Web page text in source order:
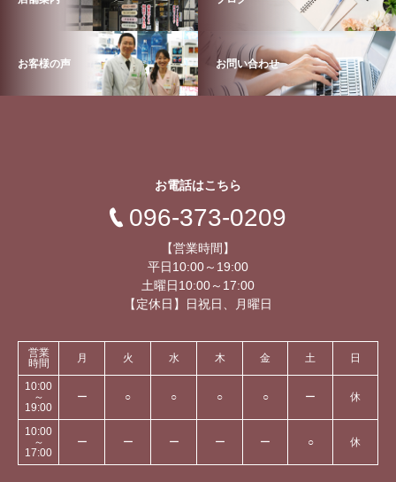
お客様の声 お問い合わせ
お電話はこちら
096-373-0209
【営業時間】
平日10:00～19:00
土曜日10:00～17:00
【定休日】日祝日、月曜日
営業
時間
月 火 水 木 金 土 日
10:00
～
19:00
ー ○ ○ ○ ○ ー 休
10:00
～
17:00
ー ー ー ー ー ○ 休